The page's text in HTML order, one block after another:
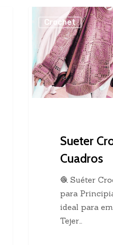
Crochet
con
Cuadros
Crochet
Sueter
Cuadros
🧶 Suéter
para
ideal para
Tejer…